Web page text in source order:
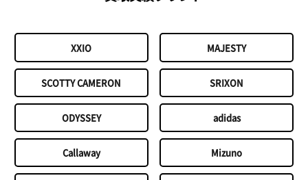
XXIO MAJESTY
SCOTTY CAMERON SRIXON
ODYSSEY adidas
Callaway Mizuno